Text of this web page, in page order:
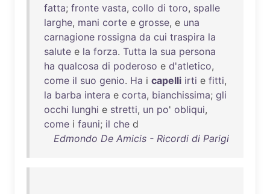
fatta; fronte vasta, collo di toro, spalle
larghe, mani corte e grosse, e una
carnagione rossigna da cui traspira la
salute e la forza. Tutta la sua persona
ha qualcosa di poderoso e d'atletico,
come il suo genio. Ha i capelli irti e fitti,
la barba intera e corta, bianchissima; gli
occhi lunghi e stretti, un po' obliqui,
come i fauni; il che d
Edmondo De Amicis - Ricordi di Parigi